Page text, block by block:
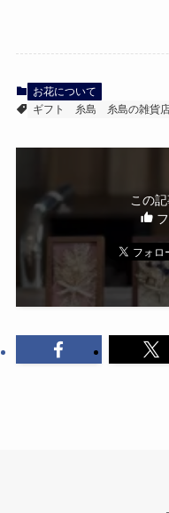
お花について
ギフト
糸島 糸島の雑貨
この